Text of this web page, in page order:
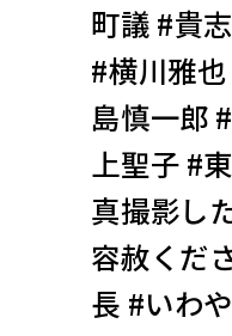
町議 #貴
#横川雅
島慎一郎
上聖子 #
真撮影し
容赦くだ
長 #いわ